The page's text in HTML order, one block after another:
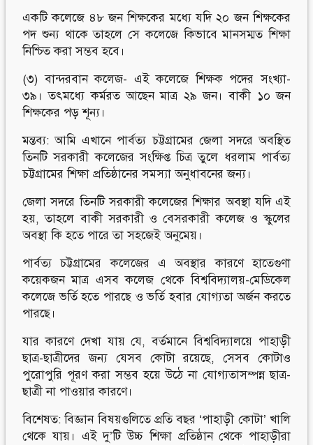
একটি কলেজে ৪৮ জন শিক্ষকের মধ্যে যদি ২০ জন শিক্ষকের
পদ শুন্য থাকে তাহলে সে কলেজে কিভাবে মানসম্মত শিক্ষা
নিশ্চিত করা সম্ভব হবে।
(৩) বান্দরবান কলেজ- এই কলেজে শিক্ষক পদের সংখ্যা-
৩৯। তৎমধ্যে কর্মরত আছেন মাত্র ২৯ জন। বাকী ১০ জন
শিক্ষকের পড় শূন্য।
মন্তব্য: আমি এখানে পার্বত্য চট্টগ্রামের জেলা সদরে অবস্থিত
তিনটি সরকারী কলেজের সংক্ষিপ্ত চিত্র তুলে ধরলাম পার্বত্য
চট্টগ্রামের শিক্ষা প্রতিষ্ঠানের সমস্যা অনুধাবনের জন্য।
জেলা সদরে তিনটি সরকারী কলেজের শিক্ষার অবস্থা যদি এই
হয়, তাহলে বাকী সরকারী ও বেসরকারী কলেজ ও স্কুলের
অবস্থা কি হতে পারে তা সহজেই অনুমেয়।
পার্বত্য চট্টগ্রামের কলেজের এ অবস্থার কারণে হাতেগুণা
কয়েকজন মাত্র এসব কলেজ থেকে বিশ্ববিদ্যালয়-মেডিকেল
কলেজে ভর্তি হতে পারছে ও ভর্তি হবার যোগ্যতা অর্জন করতে
পারছে।
যার কারণে দেখা যায় যে, বর্তমানে বিশ্ববিদ্যালয়ে পাহাড়ী
ছাত্র-ছাত্রীদের জন্য যেসব কোটা রয়েছে, সেসব কোটাও
পুরোপুরি পূরণ করা সম্ভব হয়ে উঠে না যোগ্যতাসম্পন্ন ছাত্র-
ছাত্রী না পাওয়ার কারণে।
বিশেষত: বিজ্ঞান বিষয়গুলিতে প্রতি বছর ‘পাহাড়ী কোটা’ খালি
থেকে যায়। এই দু’টি উচ্চ শিক্ষা প্রতিষ্ঠান থেকে পাহাড়ীরা